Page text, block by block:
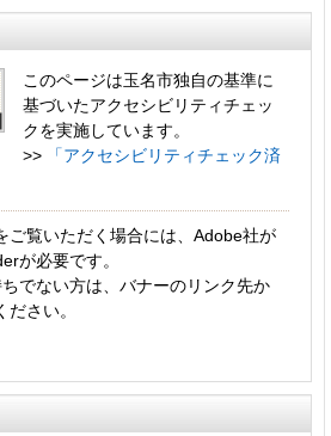
このページは玉名市独自の基準に
基づいたアクセシビリティチェッ
クを実施しています。
>>
「アクセシビリティチェック済
ご覧いただく場合には、Adobe社が
が必要です。
でない方は、バナーのリンク先か
さい。